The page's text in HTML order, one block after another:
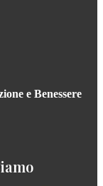
e Benessere